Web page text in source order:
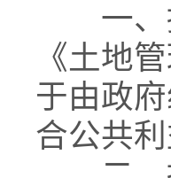
一、拟
《土地
于由政
合公共利